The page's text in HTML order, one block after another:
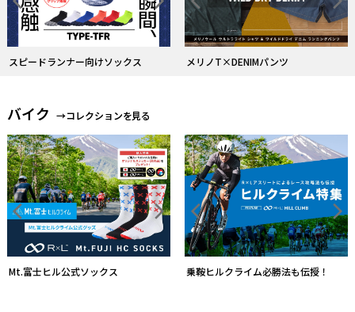
スピードランナー向けソックス メリノT×DENIMパンツ
バイク →コレクションを見る
Mt.富士ヒル公式ソックス FITグローブレビューキャンペーン中